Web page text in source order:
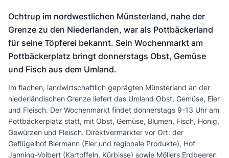
Ochtrup im nordwestlichen Münsterland, nahe der
Grenze zu den Niederlanden, war als Pottbäckerland
für seine Töpferei bekannt. Sein Wochenmarkt am
Pottbäckerplatz bringt donnerstags Obst, Gemüse
und Fisch aus dem Umland.
Im flachen, landwirtschaftlich geprägten Münsterland an der
niederländischen Grenze liefert das Umland Obst, Gemüse, Eier
und Fleisch. Der Wochenmarkt findet donnerstags 9-13 Uhr am
Pottbäckerplatz statt, mit Obst, Gemüse, Blumen, Fisch, Honig,
Gewürzen und Fleisch. Direktvermarkter vor Ort: der
Geflügelhof Biermann (Eier und regionale Produkte), Hof
Janning-Volbert (Kartoffeln, Kürbisse) sowie Möllers Erdbeeren